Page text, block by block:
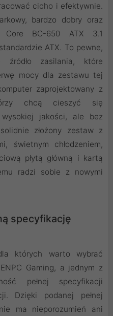
cicho i efektywnie.
bardzo dobry oraz
Core BC-650 ATX 3.1
ATX. To pewne,
źródło zasilania, które
mocy dla zestawu tej
zaprojektowany z
chcą cieszyć się
jakości, ale bez
złożony zestaw z
świetnym chłodzeniem,
płytą główną i kartą
radzi sobie z nowymi
specyfikację
których warto wybrać
Gaming, a jednym z
pełnej specyfikacji
Dzięki podanej pełnej
ma nieporozumień ani